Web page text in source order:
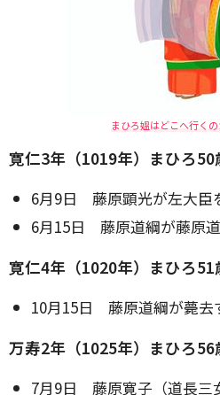
まひろ媼はどこへ行くの
寛仁3年（1019年）まひろ
6月9日 藤原顕光が左大臣
6月15日 藤原道綱が藤原
寛仁4年（1020年）まひろ
10月15日 藤原道綱が薨去
万寿2年（1025年）まひろ
7月9日 藤原寛子（道長三